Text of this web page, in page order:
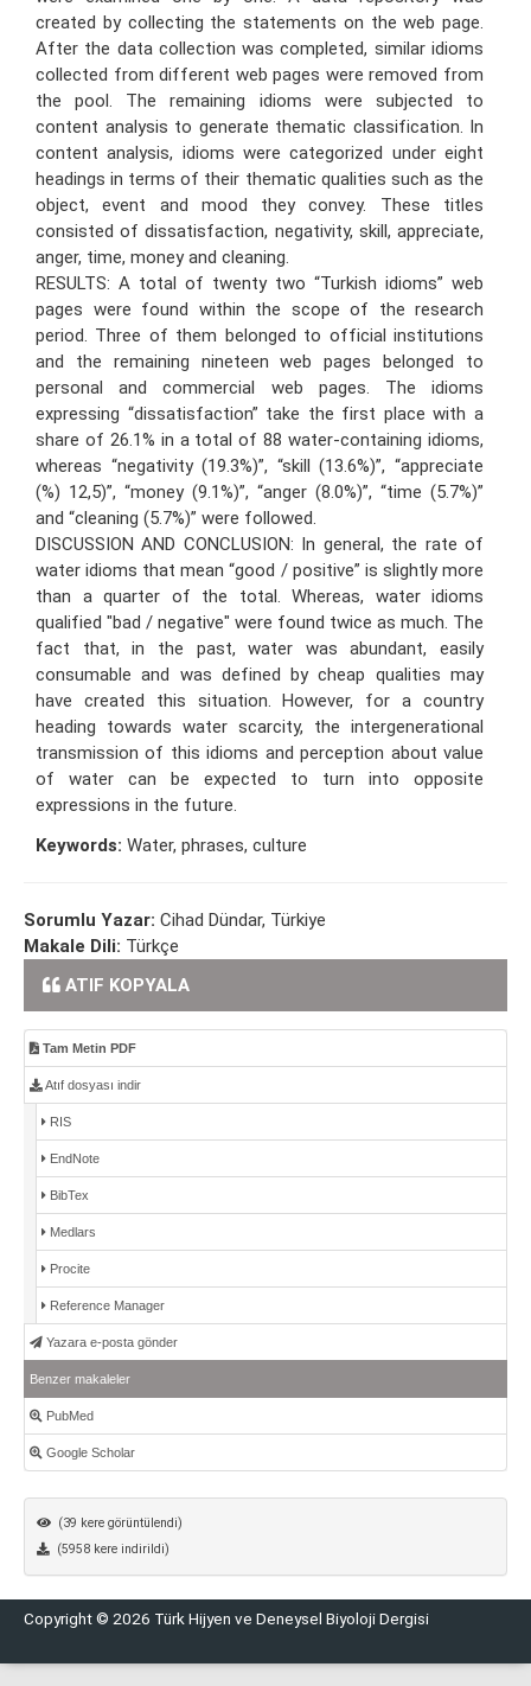
created by collecting the statements on the web page.
After the data collection was completed, similar idioms
collected from different web pages were removed from
the pool. The remaining idioms were subjected to
content analysis to generate thematic classification. In
content analysis, idioms were categorized under eight
headings in terms of their thematic qualities such as the
object, event and mood they convey. These titles
consisted of dissatisfaction, negativity, skill, appreciate,
anger, time, money and cleaning.
RESULTS: A total of twenty two “Turkish idioms” web
pages were found within the scope of the research
period. Three of them belonged to official institutions
and the remaining nineteen web pages belonged to
personal and commercial web pages. The idioms
expressing “dissatisfaction” take the first place with a
share of 26.1% in a total of 88 water-containing idioms,
whereas “negativity (19.3%)”, “skill (13.6%)”, “appreciate
(%) 12,5)”, “money (9.1%)”, “anger (8.0%)”, “time (5.7%)”
and “cleaning (5.7%)” were followed.
DISCUSSION AND CONCLUSION: In general, the rate of
water idioms that mean “good / positive” is slightly more
than a quarter of the total. Whereas, water idioms
qualified "bad / negative" were found twice as much. The
fact that, in the past, water was abundant, easily
consumable and was defined by cheap qualities may
have created this situation. However, for a country
heading towards water scarcity, the intergenerational
transmission of this idioms and perception about value
of water can be expected to turn into opposite
expressions in the future.
Keywords: Water, phrases, culture
Sorumlu Yazar: Cihad Dündar, Türkiye
Makale Dili: Türkçe
ATIF KOPYALA
Tam Metin PDF
Atıf dosyası indir
RIS
EndNote
BibTex
Medlars
Procite
Reference Manager
Yazara e-posta gönder
Benzer makaleler
PubMed
Google Scholar
(39 kere görüntülendi)
(5958 kere indirildi)
Copyright © 2026 Türk Hijyen ve Deneysel Biyoloji Dergisi